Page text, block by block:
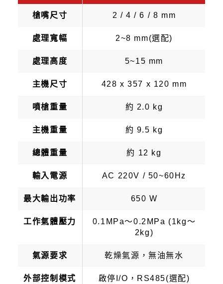
槍嘴尺寸 2 / 4 / 6 / 8 mm
處理寬幅 2~8 mm(選配)
處理高度 5~15 mm
主機尺寸 428 x 357 x 120 mm
噴槍重量 約 2.0 kg
主機重量 約 9.5 kg
總體重量 約 12 kg
輸入電源 AC 220V / 50~60Hz
最大輸出功率 650 W
工作氣體壓力
0.1MPa～0.2MPa (1kg～
2kg)
氣源要求 乾燥氣源，無油無水
外部控制模式 啟停I/O，RS485(選配)